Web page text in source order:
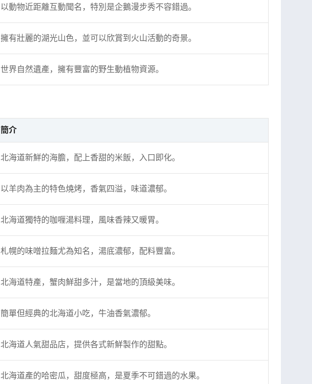
以動物近距離互動聞名，特別是企鵝漫步秀不容錯過。
擁有壯麗的湖光山色，並可以欣賞到火山活動的奇景。
世界自然遺產，擁有豐富的野生動植物資源。
簡介
北海道新鮮的海膽，配上香甜的米飯，入口即化。
以羊肉為主的特色燒烤，香氣四溢，味道濃郁。
北海道獨特的咖喱湯料理，風味香辣又暖胃。
札幌的味噌拉麵尤為知名，湯底濃郁，配料豐富。
北海道特產，蟹肉鮮甜多汁，是當地的頂級美味。
簡單但經典的北海道小吃，牛油香氣濃郁。
北海道人氣甜品店，提供各式新鮮製作的甜點。
北海道產的哈密瓜，甜度極高，是夏季不可錯過的水果。